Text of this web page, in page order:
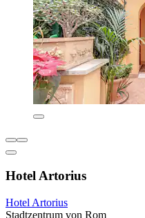
Hotel Artorius
Hotel Artorius
Stadtzentrum von Rom